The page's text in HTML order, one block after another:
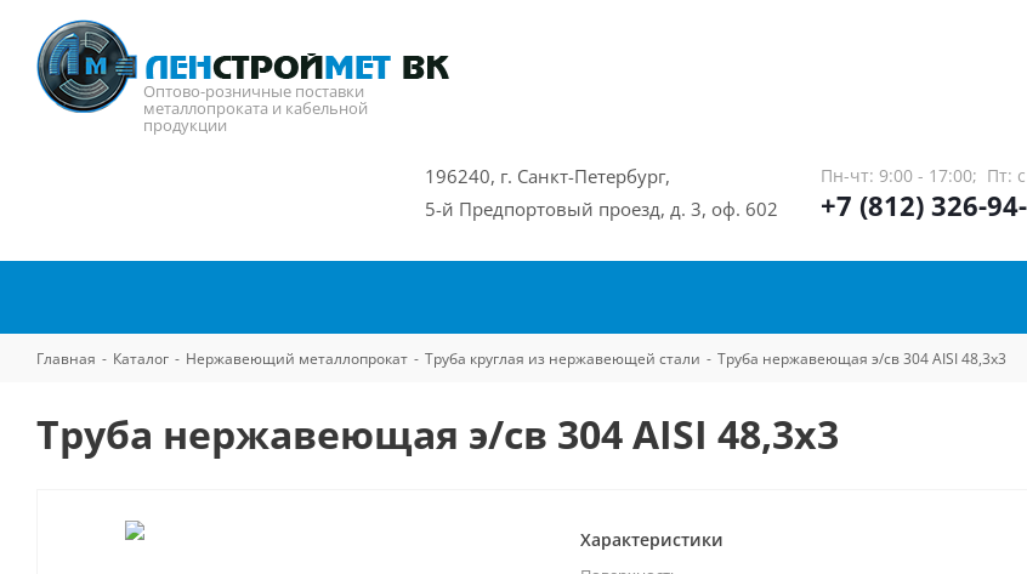
Оптово-розничные поставки
металлопроката и кабельной
продукции
196240, г. Санкт-Петербург,
5-й Предпортовый проезд, д. 3, оф. 602
Пн-чт: 9:00 - 17:00; Пт:
+7 (812) 326-
Главная - Каталог - Нержавеющий металлопрокат - Труба круглая из нержавеющей стали - Труба нержавеющая э/св 304 AISI 48,3х3
Труба нержавеющая э/св 304 AISI 48,3х3
Характеристики